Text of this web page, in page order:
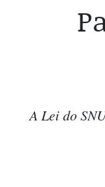
A Lei do